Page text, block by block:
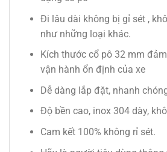
Đi lâu dài không bị gỉ sét ,
như những loại khác.
Kích thước cổ pô 32 mm
vận hành ổn định của xe
Dễ dàng lắp đặt, nhanh
Độ bền cao, inox 304 dày,
Cam kết 100% không rỉ sét.